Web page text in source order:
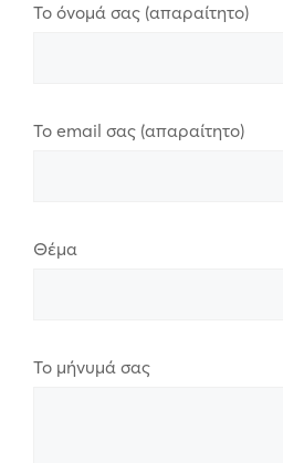
Το όνομά σας (απαραίτητο)
Το email σας (απαραίτητο)
Θέμα
Το μήνυμά σας